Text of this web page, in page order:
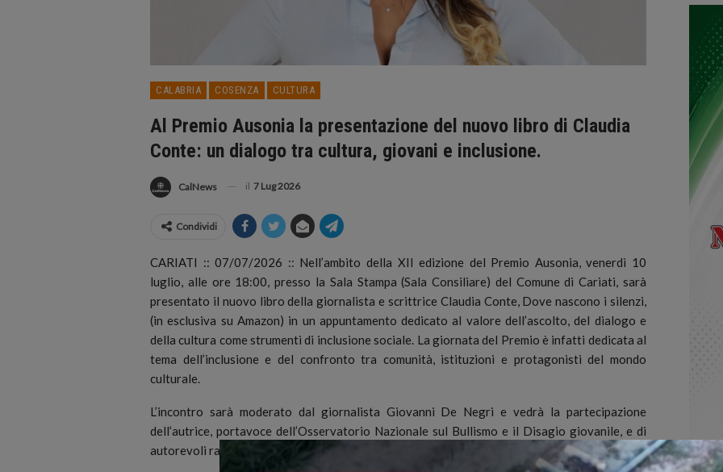
CALABRIA COSENZA CULTURA
Al Premio Ausonia la presentazione del nuovo libro di Claudia
Conte: un dialogo tra cultura, giovani e inclusione.
CalNews il 7 Lug 2026
Condividi
CARIATI :: 07/07/2026 :: Nell’ambito della XII edizione del Premio Ausonia, venerdì 10
luglio, alle ore 18:00, presso la Sala Stampa (Sala Consiliare) del Comune di Cariati, sarà
presentato il nuovo libro della giornalista e scrittrice Claudia Conte, Dove nascono i silenzi,
(in esclusiva su Amazon) in un appuntamento dedicato al valore dell’ascolto, del dialogo e
della cultura come strumenti di inclusione sociale. La giornata del Premio è infatti dedicata al
tema dell’inclusione e del confronto tra comunità, istituzioni e protagonisti del mondo
culturale.
L’incontro sarà moderato dal giornalista Giovanni De Negri e vedrà la partecipazione
dell’autrice, portavoce dell’Osservatorio Nazionale sul Bullismo e il Disagio giovanile, e di
autorevoli rappresentanti del dialogo interreligioso e della società civile: